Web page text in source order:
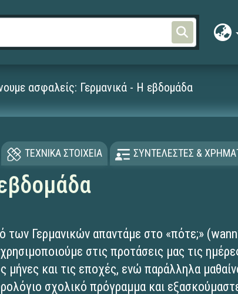
ασφαλείς: Γερμανικά - Η εβδομάδα
ΤΕΧΝΙΚΑ ΣΤΟΙΧΕΙΑ ΣΥΝΤΕΛΕΣΤΕΣ &
των Γερμανικών απαντάμε στο «πότε;»
στις προτάσεις μας τις
μήνες και τις εποχές, ενώ παράλληλα
σχολικό πρόγραμμα και